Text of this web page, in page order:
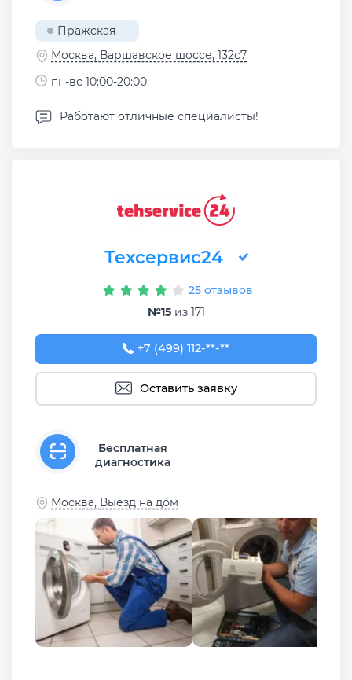
Пражская
Москва, Варшавское шоссе, 132с7
пн-вс 10:00-20:00
Работают отличные специалисты!
Техсервис24
25 отзывов
№15из 171
+7 (499) 112-17-14
+7 (499) 112-**-**
Оставить заявку
Бесплатная
диагностика
Москва, Выезд на дом